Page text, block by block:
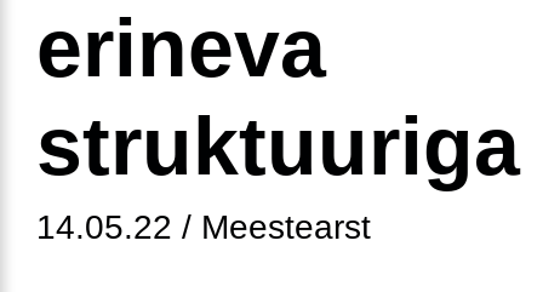
erineva
struktuuriga
14.05.22 / Meestearst